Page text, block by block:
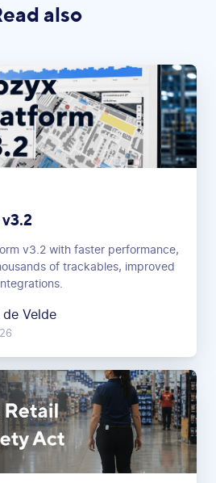
also
v3.2 with faster performance,
of trackables, improved
de Velde